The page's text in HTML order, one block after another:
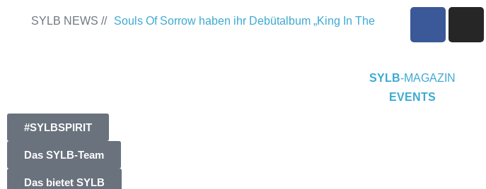
SYLB NEWS // Souls Of Sorrow haben ihr Debütalbum „King In The
TerrortwinZ EP-Releaseshow
SYLB-MAGAZIN
EVENTS
#SYLBSPIRIT
Das SYLB-Team
Das bietet SYLB